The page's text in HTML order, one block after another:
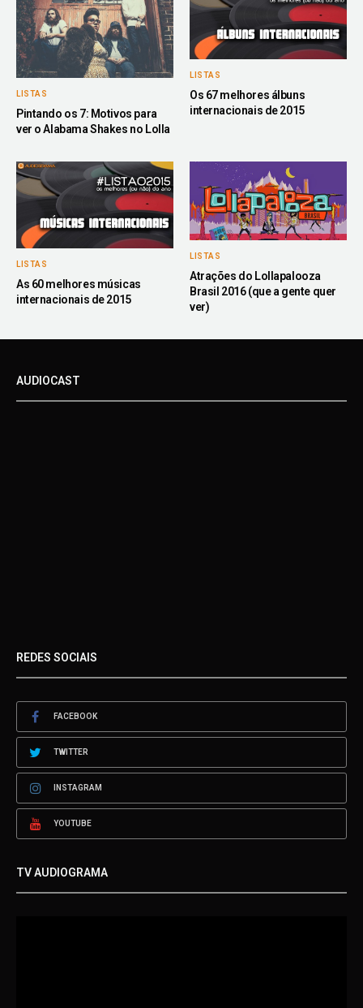
LISTAS
Pintando os 7: Motivos para
ver o Alabama Shakes no Lolla
LISTAS
Os 67 melhores álbuns
internacionais de 2015
LISTAS
As 60 melhores músicas
internacionais de 2015
LISTAS
Atrações do Lollapalooza
Brasil 2016 (que a gente quer
ver)
AUDIOCAST
REDES SOCIAIS
FACEBOOK
TWITTER
INSTAGRAM
YOUTUBE
TV AUDIOGRAMA